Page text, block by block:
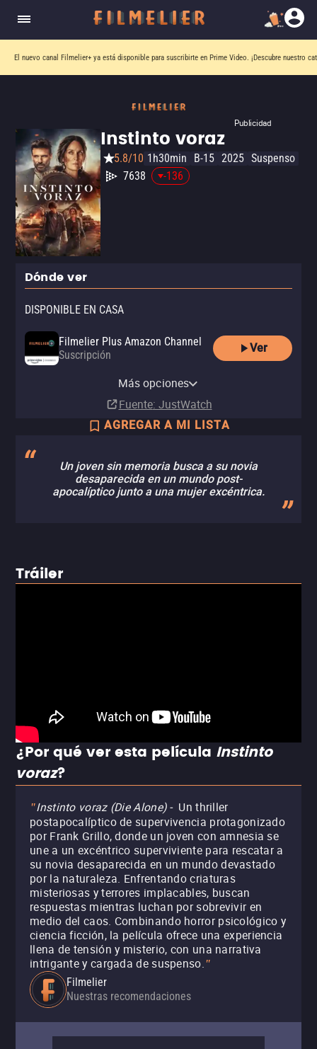
El nuevo canal Filmelier+ ya está disponible para suscribirte en Prime Video. ¡Descubre nuestro
Publicidad
Instinto voraz
5.8/10 1h30min B-15 2025 Suspenso
7638
-136
Dónde ver
DISPONIBLE EN CASA
Filmelier Plus Amazon Channel
Suscripción
Ver
Amazon Video
Apple TV Store
Más opciones
Fuente: JustWatch
AGREGAR A MI LISTA
Un joven sin memoria busca a su novia
desaparecida en un mundo post-
apocalíptico junto a una mujer excéntrica.
Tráiler
¿Por qué ver esta película Instinto
voraz?
"Instinto voraz (Die Alone) - Un thriller
postapocalíptico de supervivencia protagonizado
por Frank Grillo, donde un joven con amnesia se
une a un excéntrico superviviente para rescatar a
su novia desaparecida en un mundo devastado
por la naturaleza. Enfrentando criaturas
misteriosas y terrores implacables, buscan
respuestas mientras luchan por sobrevivir en
medio del caos. Combinando horror psicológico y
ciencia ficción, la película ofrece una experiencia
llena de tensión y misterio, con una narrativa
intrigante y cargada de suspenso."
Filmelier
Nuestras recomendaciones